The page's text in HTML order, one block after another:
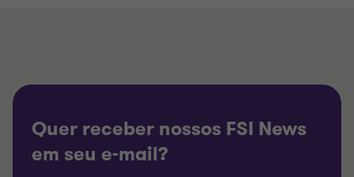
Quer receber nossos FSI News
em seu e-mail?